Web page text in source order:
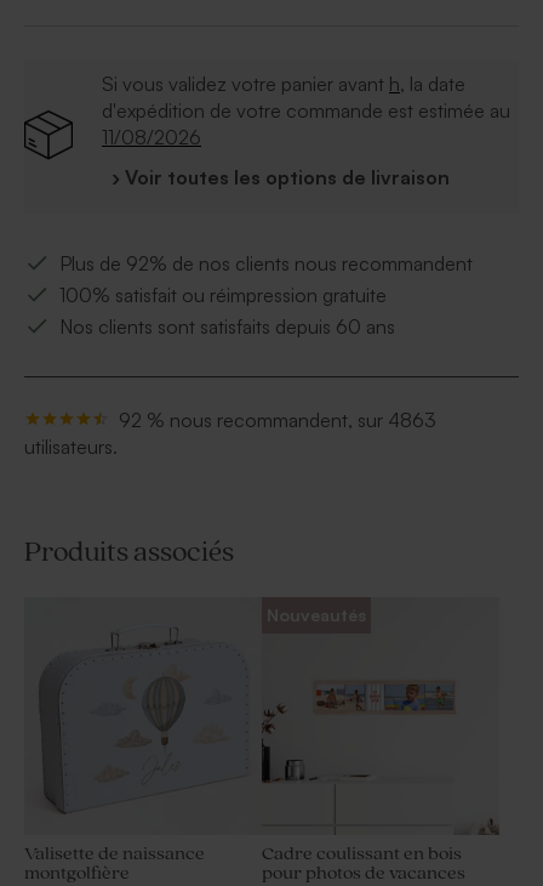
Si vous validez votre panier avant h, la date
d'expédition de votre commande est estimée au
11/08/2026
› Voir toutes les options de livraison
Plus de 92% de nos clients nous recommandent
100% satisfait ou réimpression gratuite
Nos clients sont satisfaits depuis 60 ans
92 % nous recommandent, sur 4863
utilisateurs.
Produits associés
Valisette de naissance
montgolfière
Nouveautés
Cadre coulissant en bois
pour photos de vacances